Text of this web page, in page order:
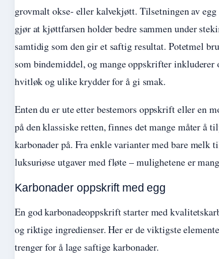
grovmalt okse- eller kalvekjøtt. Tilsetningen av
gjør at kjøttfarsen holder bedre sammen under
samtidig som den gir et saftig resultat. Potetmel
som bindemiddel, og mange oppskrifter inkluderer
hvitløk og ulike krydder for å gi smak.
Enten du er ute etter bestemors oppskrift eller en
på den klassiske retten, finnes det mange måter å
karbonader på. Fra enkle varianter med bare melk
luksuriøse utgaver med fløte – mulighetene er
Karbonader oppskrift med egg
En god karbonadeoppskrift starter med
og riktige ingredienser. Her er de viktigste
trenger for å lage saftige karbonader.